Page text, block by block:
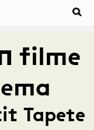
filme
Tapete